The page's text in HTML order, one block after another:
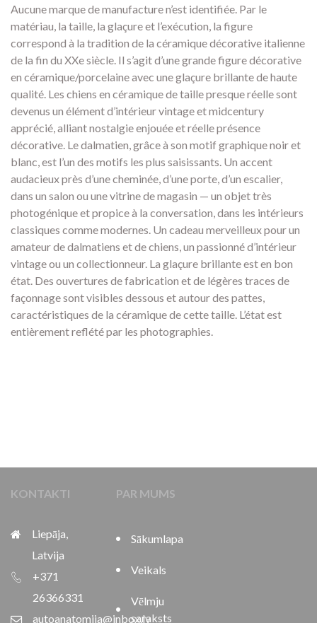
Aucune marque de manufacture n’est identifiée. Par le
matériau, la taille, la glaçure et l’exécution, la figure
correspond à la tradition de la céramique décorative italienne
de la fin du XXe siècle. Il s’agit d’une grande figure décorative
en céramique/porcelaine avec une glaçure brillante de haute
qualité. Les chiens en céramique de taille presque réelle sont
devenus un élément d’intérieur vintage et midcentury
apprécié, alliant nostalgie enjouée et réelle présence
décorative. Le dalmatien, grâce à son motif graphique noir et
blanc, est l’un des motifs les plus saisissants. Un accent
audacieux près d’une cheminée, d’une porte, d’un escalier,
dans un salon ou une vitrine de magasin — un objet très
photogénique et propice à la conversation, dans les intérieurs
classiques comme modernes. Un cadeau merveilleux pour un
amateur de dalmatiens et de chiens, un passionné d’intérieur
vintage ou un collectionneur. La glaçure brillante est en bon
état. Des ouvertures de fabrication et de légères traces de
façonnage sont visibles dessous et autour des pattes,
caractéristiques de la céramique de cette taille. L’état est
entièrement reflété par les photographies.
KONTAKTI
Liepāja,
Latvija
+371
26366331
autoanatomija@inbox.lv
PAR MUMS
Sākumlapa
Veikals
Vēlmju
saraksts